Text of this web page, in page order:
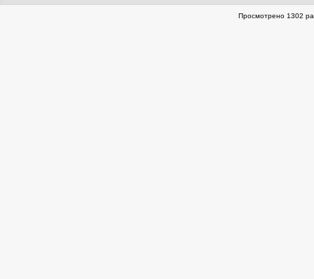
Просмотрено 1302